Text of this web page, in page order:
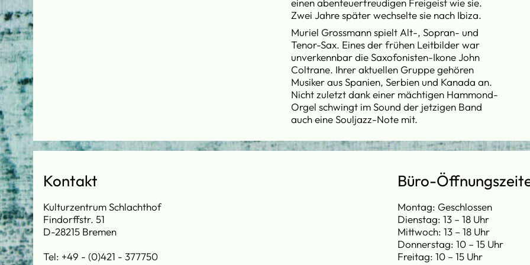
einen abenteuerfreudigen Freigeist wie sie.
Zwei Jahre später wechselte sie nach Ibiza.
Muriel Grossmann spielt Alt-, Sopran- und
Tenor-Sax. Eines der frühen Leitbilder war
unverkennbar die Saxofonisten-Ikone John
Coltrane. Ihrer aktuellen Gruppe gehören
Musiker aus Spanien, Serbien und Kanada an.
Nicht zuletzt dank einer mächtigen Hammond-
Orgel schwingt im Sound der jetzigen Band
auch eine Souljazz-Note mit.
Kontakt
Kulturzentrum Schlachthof
Findorffstr. 51
D-28215 Bremen
Tel: +49 - (0)421 - 377750
Büro-
Montag: Geschlossen
Dienstag: 13 – 18 Uhr
Mittwoch: 13 – 18 Uhr
Donnerstag: 10 – 15 Uhr
Freitag: 10 – 15 Uhr